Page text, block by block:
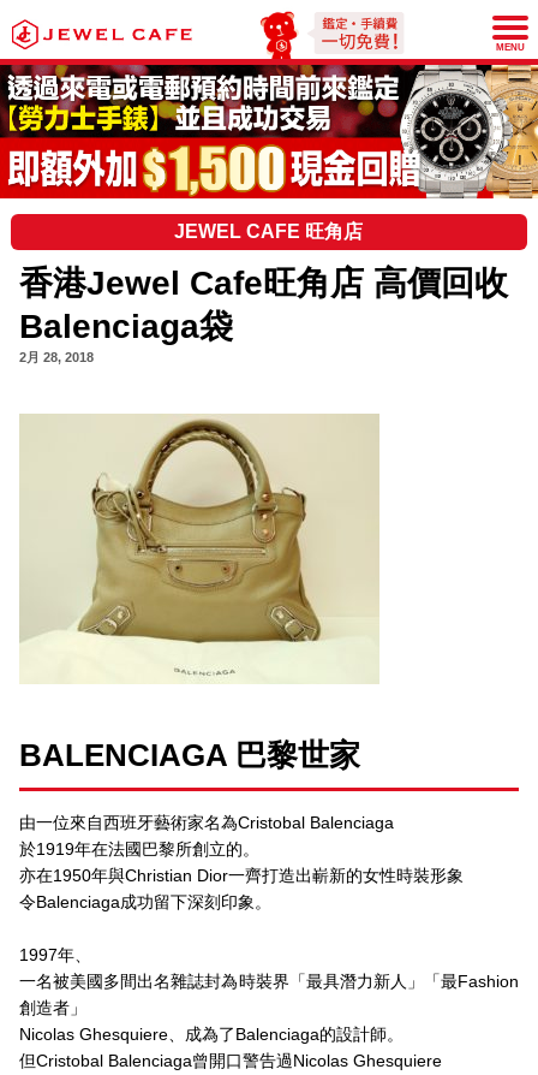
JEWEL CAFE
MENU
JEWEL CAFE 旺角店
香港Jewel Cafe旺角店 高價回收
Balenciaga袋
2月 28, 2018
BALENCIAGA 巴黎世家
由一位來自西班牙藝術家名為Cristobal Balenciaga
於1919年在法國巴黎所創立的。
亦在1950年與Christian Dior一齊打造出嶄新的女性時裝形象
令Balenciaga成功留下深刻印象。
1997年、
一名被美國多間出名雜誌封為時裝界「最具潛力新人」「最Fashion
創造者」
Nicolas Ghesquiere、成為了Balenciaga的設計師。
但Cristobal Balenciaga曾開口警告過Nicolas Ghesquiere